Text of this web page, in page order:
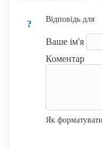
?
Відповідь для
Ваше ім'я
Коментар
Як